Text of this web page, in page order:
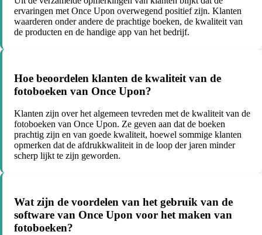
ervaringen met Once Upon overwegend positief zijn. Klanten
waarderen onder andere de prachtige boeken, de kwaliteit van
de producten en de handige app van het bedrijf.
Hoe beoordelen klanten de kwaliteit van de
fotoboeken van Once Upon?
Klanten zijn over het algemeen tevreden met de kwaliteit van de
fotoboeken van Once Upon. Ze geven aan dat de boeken
prachtig zijn en van goede kwaliteit, hoewel sommige klanten
opmerken dat de afdrukkwaliteit in de loop der jaren minder
scherp lijkt te zijn geworden.
Wat zijn de voordelen van het gebruik van de
software van Once Upon voor het maken van
fotoboeken?